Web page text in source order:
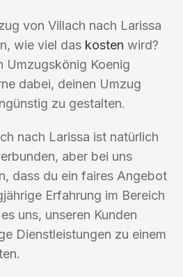
von Villach nach Larissa
wie viel das kosten wird?
Umzugskönig Koenig
dabei, deinen Umzug
zu gestalten.
nach Larissa ist natürlich
aber bei uns
dass du ein faires Angebot
Erfahrung im Bereich
uns, unseren Kunden
Dienstleistungen zu einem